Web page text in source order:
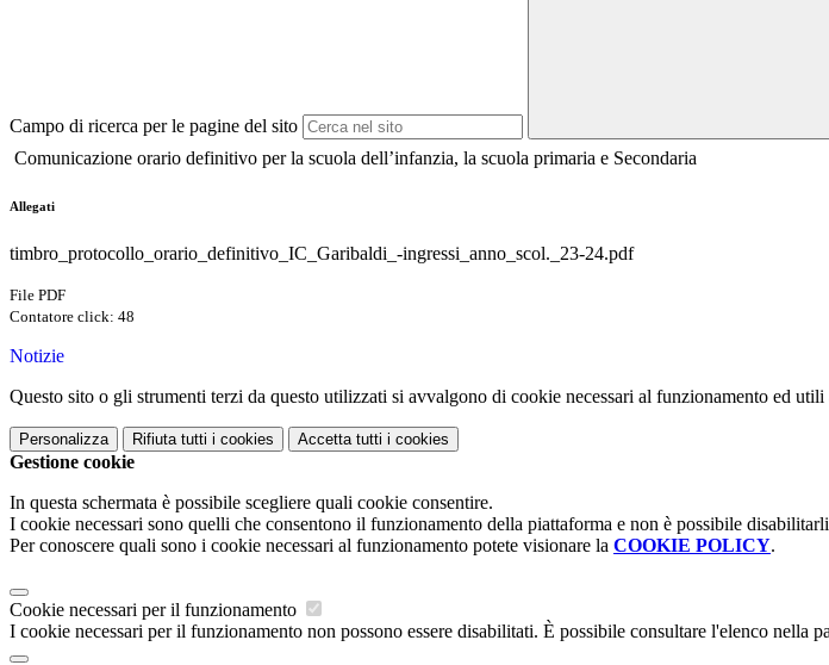
Campo di ricerca per le pagine del sito
Comunicazione orario definitivo per la scuola dell’infanzia, la scuola primaria e Secondaria
Allegati
timbro_protocollo_orario_definitivo_IC_Garibaldi_-ingressi_anno_scol._23-24.pdf
File PDF
Contatore click: 48
Notizie
Questo sito o gli strumenti terzi da questo utilizzati si avvalgono di cookie necessari al funzionamento ed
Personalizza Rifiuta tutti i cookies Accetta tutti i cookies
Gestione cookie
In questa schermata è possibile scegliere quali cookie consentire.
I cookie necessari sono quelli che consentono il funzionamento della piattaforma e non è possibile
Per conoscere quali sono i cookie necessari al funzionamento potete visionare la COOKIE POLICY.
Cookie necessari per il funzionamento
I cookie necessari per il funzionamento non possono essere disabilitati. È possibile consultare l'elenco nella